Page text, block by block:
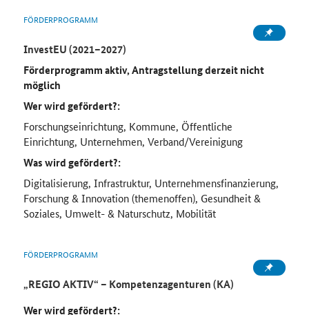
FÖRDERPROGRAMM
InvestEU (2021–2027)
Förderprogramm aktiv, Antragstellung derzeit nicht
möglich
Wer wird gefördert?:
Forschungseinrichtung, Kommune, Öffentliche
Einrichtung, Unternehmen, Verband/Vereinigung
Was wird gefördert?:
Digitalisierung, Infrastruktur, Unternehmensfinanzierung,
Forschung & Innovation (themenoffen), Gesundheit &
Soziales, Umwelt- & Naturschutz, Mobilität
FÖRDERPROGRAMM
„REGIO AKTIV“ – Kompetenzagenturen (KA)
Wer wird gefördert?: